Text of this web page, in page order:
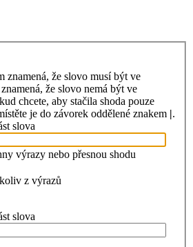
znamená, že slovo musí být ve
znamená, že slovo nemá být ve
chcete, aby stačila shoda pouze
je do závorek oddělené znakem |.
slova
výrazy nebo přesnou shodu
z výrazů
slova